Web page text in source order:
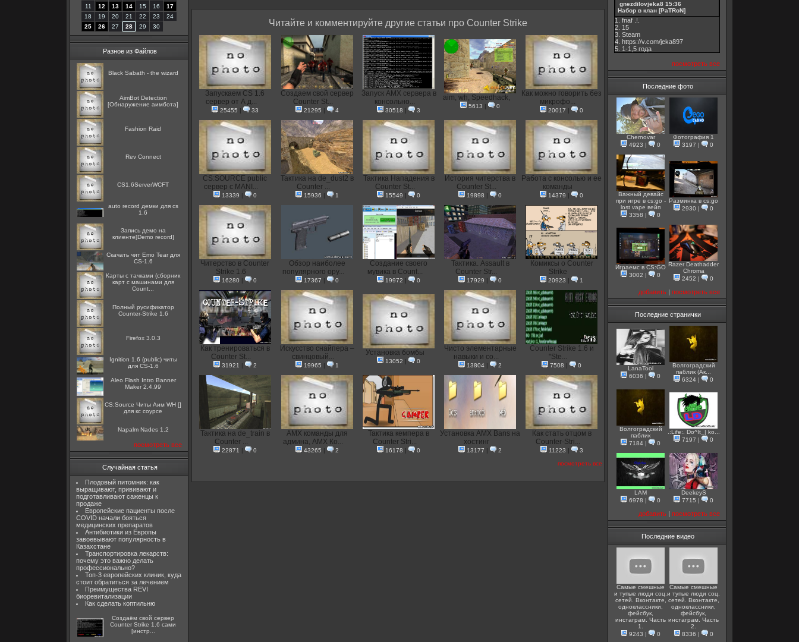
11
12 13 14 15 16
17
18
19 20 21 22 23
24
25
26 27 28 29 30
Разное из Файлов
Black Sabath - the wizard
AimBot Detection
[Обнаружение аимбота]
Fashion Raid
Rev Connect
CS1.6ServerWCFT
auto record демки для cs
1.6
Запись демо на
клиенте[Demo record]
Скачать чит Emo Tear для
CS-1.6
Карты с тачками (сборник
карт с машинами для
Count...
Полный русификатор
Counter-Strike 1.6
Firefox 3.0.3
Ignition 1.6 (public) читы
для CS-1.6
Aleo Flash Intro Banner
Maker 2.4.99
CS:Source Читы Аим WH []
для кс соурсе
Napalm Nades 1.2
посмотреть все
Случайная статья
Плодовый питомник: как
выращивают, прививают и
подготавливают саженцы к
продаже
Европейские пациенты после
COVID начали бояться
медицинских препаратов
Антибиотики из Европы
завоевывают популярность в
Казахстане
Транспортировка лекарств:
почему это важно делать
профессионально?
Топ-3 европейских клиник, куда
стоит обратиться за лечением
Преимущества REVI
биоревитализации
Как сделать коптильню
Создаём свой сервер
Counter Strike 1.6 сами
[инстр...
Читайте и комментируйте другие статьи про Counter Strike
Запускаем CS 1.6
сервер от А д...
25455 | 33
Создаем свой сервер
Counter St...
21295 | 4
Запуск AMX сервера в
консольно...
30518 | 3
aim, wh, Speedhack,
5613 | 0
Как можно говорить без
микрофо...
20017 | 0
CS:SOURCE public
сервер с MANI...
13339 | 0
Тактика на de_dust2 в
Counter ...
15936 | 1
Тактика Нападения в
Counter St...
15549 | 0
История читерства в
Counter St...
19898 | 0
Работа с консолью и ее
команды
14379 | 0
Читерство в Counter
Strike 1.6
16280 | 0
Обзор наиболее
популярного ору...
17367 | 0
Создание своего
мувика в Count...
19972 | 0
Тактика. Assault в
Counter Str...
17929 | 0
Комиксы о Counter
Strike
20923 | 1
Как тренироваться в
Counter St...
31921 | 2
Искусство снайпера –
свинцовый...
19965 | 1
Установка бомбы
13052 | 0
Чисто элементарные
навыки и со...
13804 | 2
Counter Strike 1.6 и
"Ste...
7508 | 0
Тактика на de_train в
Counter ...
22871 | 0
AMX команды для
админа, AMX Ко...
43265 | 2
Тактика кемпера в
Counter Stri...
16178 | 0
Установка AMX Bans на
хостинг
13177 | 2
Как стать отцом в
Counter-Stri...
11223 |
3
посмотреть все
gnezdilovjeka8 15:36
Набор в клан [PaTRoN]
1. fnaf .!.
2. 15
3. Steam
4. https://v.com/jeka897
5. 1-1,5 годa
посмотреть все
Последние фото
Chernovar
4923 | 0
Фотография 1
3197 | 0
Важный девайс
при игре в cs:go -
lost vape вейп
3358 | 0
Разминка в cs:go
2930 | 0
Играемс в CS:GO
3002 | 0
Razer Deathadder
Chroma
2452 | 0
добавить | посмотреть все
Последние странички
LanaTool
6036 | 0
Волгоградский
паблик (Ак...
6324 | 0
Волгоградский
паблик
7184 | 0
.:Life:. Do^It_| ko...
7197 | 0
LAM
6978 | 0
DeekeyS
7715 | 0
добавить | посмотреть все
Последние видео
Самые смешные
и тупые люди соц.
сетей. Вконтакте,
одноклассники,
фейсбук,
инстаграм. Часть
1.
9243 | 0
Самые смешные
и тупые люди соц.
сетей. Вконтакте,
одноклассники,
фейсбук,
инстаграм. Часть
2.
8336 | 0